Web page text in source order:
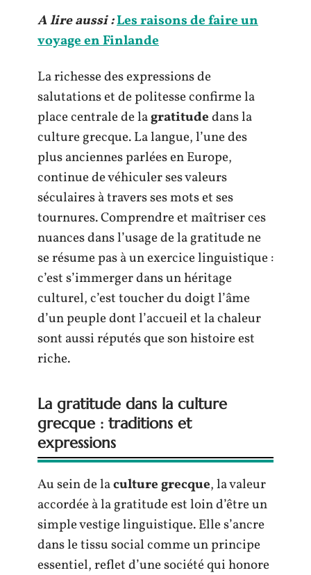
A lire aussi :Les raisons de faire un
voyage en Finlande
La richesse des expressions de
salutations et de politesse confirme la
place centrale de lagratitudedans la
culture grecque. La langue, l’une des
plus anciennes parlées en Europe,
continue de véhiculer ses valeurs
séculaires à travers ses mots et ses
tournures. Comprendre et maîtriser ces
nuances dans l’usage de la gratitude ne
se résume pas à un exercice linguistique :
c’est s’immerger dans un héritage
culturel, c’est toucher du doigt l’âme
d’un peuple dont l’accueil et la chaleur
sont aussi réputés que son histoire est
riche.
La gratitude dans la culture
grecque : traditions et
expressions
Au sein de laculture grecque, la valeur
accordée à la gratitude est loin d’être un
simple vestige linguistique. Elle s’ancre
dans le tissu social comme un principe
essentiel, reflet d’une société qui honore